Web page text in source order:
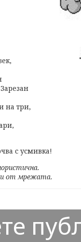
на три,
с усмивка!
от мрежата.